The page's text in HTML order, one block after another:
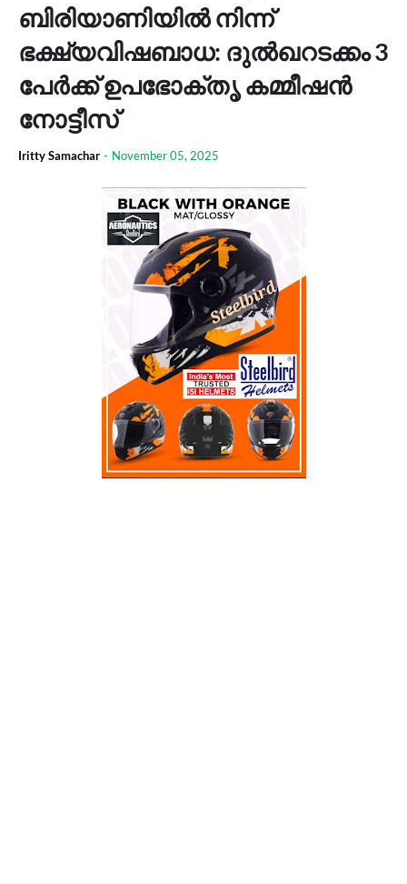
ബിരിയാണിയിൽ നിന്ന്
ഭക്ഷ്യവിഷബാധ: ദുൽഖറടക്കം 3
പേർക്ക് ഉപഭോക്തൃ കമ്മീഷൻ
നോട്ടീസ്
Iritty Samachar - November 05, 2025